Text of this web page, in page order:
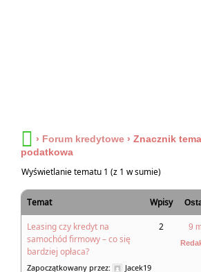
› Forum kredytowe › Znacznik
podatkowa
Wyświetlanie tematu 1 (z 1 w sumie)
Temat Wpisy
Leasing czy kredyt na
samochód firmowy – co się
bardziej opłaca?
Zapoczątkowany przez:
Jacek19
2 9